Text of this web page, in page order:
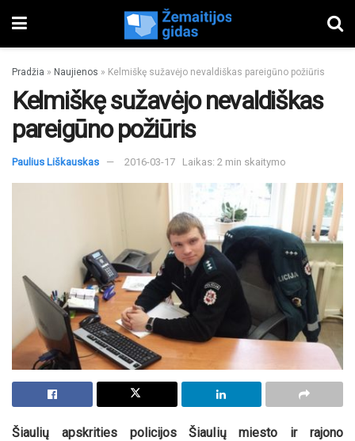
Pradžia » Naujienos » Kelmiškę sužavėjo nevaldiškas pareigūno požiūris
Kelmiškę sužavėjo nevaldiškas
pareigūno požiūris
Paulius Liškauskas 2016-03-17 Laikas: 2 min skaitymo
Šiaulių apskrities policijos Šiaulių miesto ir rajono